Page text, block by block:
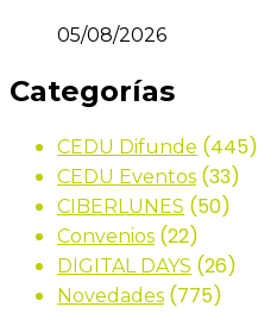
05/08/2026
Categorías
CEDU Difunde (445)
CEDU Eventos (33)
CIBERLUNES (50)
Convenios (22)
DIGITAL DAYS (26)
Novedades (775)